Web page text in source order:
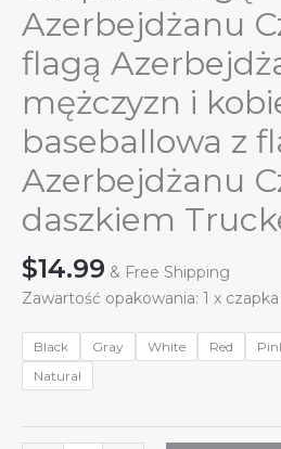
Azerbejdżanu
flagą
mężczyzn i
baseballowa z
Azerbejdżanu
daszkiem
$14.99 & Free Shipping
Zawartość opakowania: 1 x
Black Gray White Red
Natural